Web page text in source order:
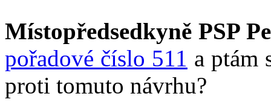
Místopředsedkyně PSP
pořadové číslo 511 a ptám
proti tomuto návrhu?